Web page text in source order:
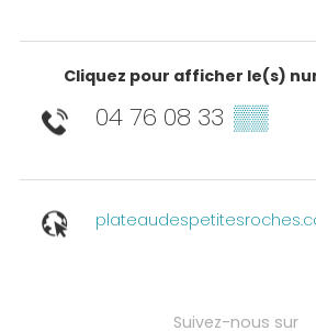
Cliquez pour afficher le(s)
04 76 08 33 ▒▒
Suivez-nous sur